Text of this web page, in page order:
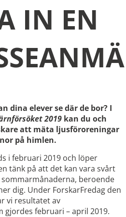
IN EN
dina elever se där de bor? I
2019 kan du och
att mäta ljusföroreningar
på himlen.
i februari 2019 och löper
tänk på att det kan vara svårt
beroende
dig. Under ForskarFredag den
vi resultatet av
februari – april 2019.